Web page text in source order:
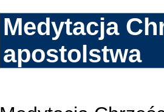
Medytacja
apostolstwa